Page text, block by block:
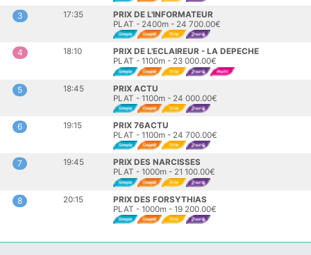
3 17:35
PRIX DE L'INFORMATEUR
PLAT - 2400m - 24 700.00€
4 18:10
PRIX DE L'ECLAIREUR - LA DEPECHE
PLAT - 1100m - 23 000.00€
5 18:45
PRIX ACTU
PLAT - 1100m - 24 000.00€
6 19:15
PRIX 76ACTU
PLAT - 1100m - 24 700.00€
7 19:45
PRIX DES NARCISSES
PLAT - 1000m - 21 100.00€
8 20:15
PRIX DES FORSYTHIAS
PLAT - 1000m - 19 200.00€